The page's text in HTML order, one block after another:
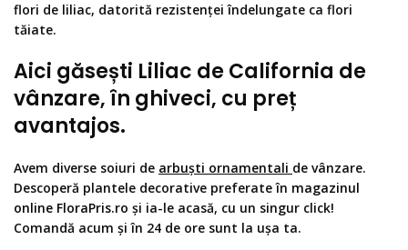
flori de liliac, datorită rezistenței îndelungate ca flori
tăiate.
Aici găsești Liliac de California de
vânzare, în ghiveci, cu preț
avantajos.
Avem diverse soiuri de arbuști ornamentali de vânzare.
Descoperă plantele decorative preferate în magazinul
online FloraPris.ro și ia-le acasă, cu un singur click!
Comandă acum și în 24 de ore sunt la ușa ta.